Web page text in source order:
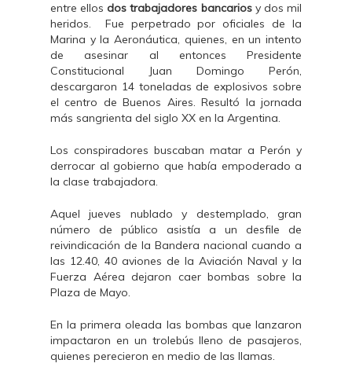
entre ellosdos trabajadores bancariosy dos mil
heridos. Fue perpetrado por oficiales de la
Marina y la Aeronáutica, quienes, en un intento
de asesinar al entonces Presidente
Constitucional Juan Domingo Perón,
descargaron 14 toneladas de explosivos sobre
el centro de Buenos Aires. Resultó la jornada
más sangrienta del siglo XX en la Argentina.
Los conspiradores buscaban matar a Perón y
derrocar al gobierno que había empoderado a
la clase trabajadora.
Aquel jueves nublado y destemplado, gran
número de público asistía a un desfile de
reivindicación de la Bandera nacional cuando a
las 12.40, 40 aviones de la Aviación Naval y la
Fuerza Aérea dejaron caer bombas sobre la
Plaza de Mayo.
En la primera oleada las bombas que lanzaron
impactaron en un trolebús lleno de pasajeros,
quienes perecieron en medio de las llamas.